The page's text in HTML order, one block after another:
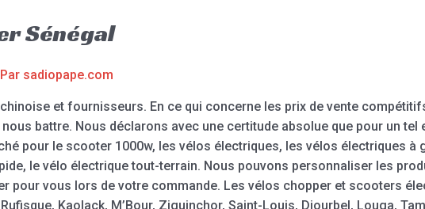
Sénégal
sadiopape.com
et fournisseurs. En ce qui concerne les prix de vente
battre. Nous déclarons avec une certitude absolue que pour un tel
pour le scooter 1000w, les vélos électriques, les vélos électriques à
le vélo électrique tout-terrain. Nous pouvons personnaliser les
pour vous lors de votre commande. Les vélos chopper et scooters
Kaolack, M’Bour, Ziguinchor, Saint-Louis, Diourbel, Louga,